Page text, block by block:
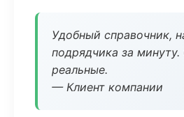
Удобный справочник,
подрядчика за
реальные.
— Клиент компании